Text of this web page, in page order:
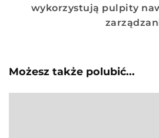
wykorzystują pulpity
Możesz także polubić...